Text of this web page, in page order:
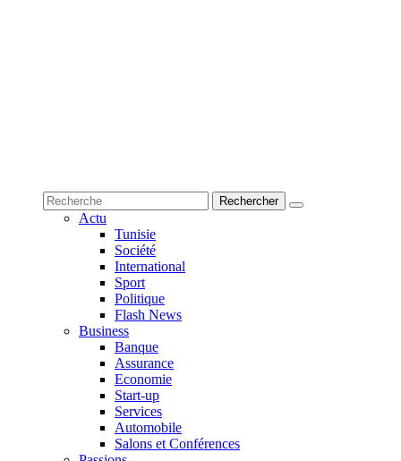
Actu
Tunisie
Société
International
Sport
Politique
Flash News
Business
Banque
Assurance
Economie
Start-up
Services
Automobile
Salons et Conférences